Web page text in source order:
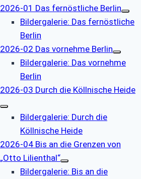
2026-01 Das fernöstliche Berlin
Bildergalerie: Das fernöstliche
Berlin
2026-02 Das vornehme Berlin
Bildergalerie: Das vornehme
Berlin
2026-03 Durch die Köllnische Heide
Bildergalerie: Durch die
Köllnische Heide
2026-04 Bis an die Grenzen von
„Otto Lilienthal“
Bildergalerie: Bis an die